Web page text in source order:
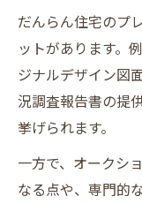
だんらん住宅のプ
ットがあります。
ジナルデザイン図
況調査報告書の提
挙げられます。
一方で、オークシ
なる点や、専門的